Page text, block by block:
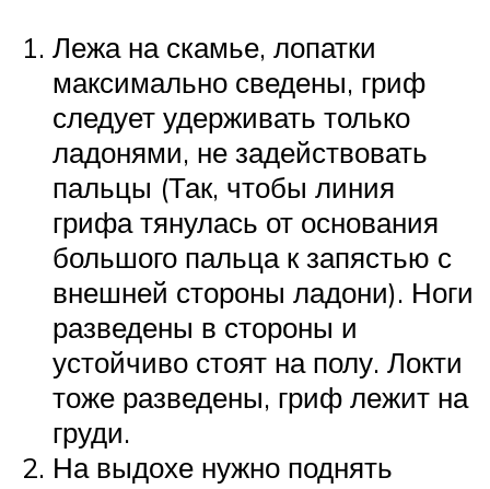
Лежа на скамье, лопатки
максимально сведены, гриф
следует удерживать только
ладонями, не задействовать
пальцы (Так, чтобы линия
грифа тянулась от основания
большого пальца к запястью с
внешней стороны ладони). Ноги
разведены в стороны и
устойчиво стоят на полу. Локти
тоже разведены, гриф лежит на
груди.
На выдохе нужно поднять